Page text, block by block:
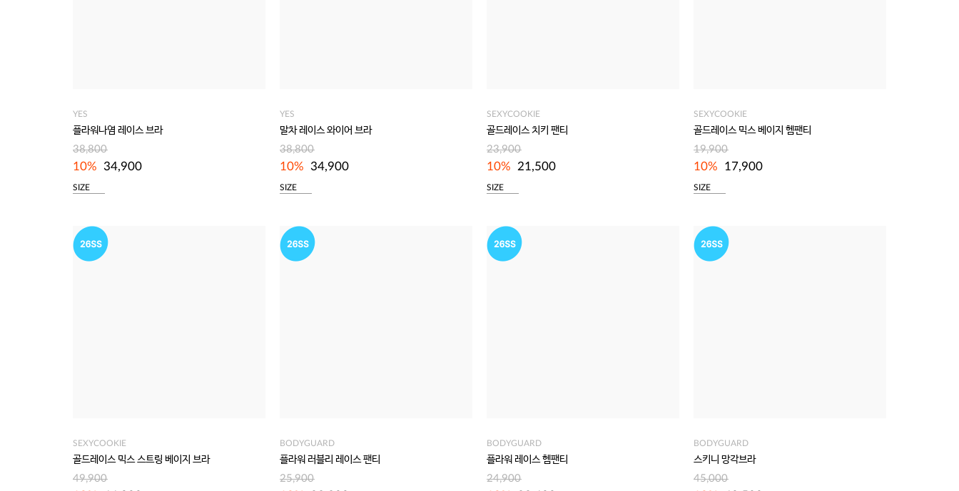
YES
플라워나염 레이스 브라
38,800
10% 34,900
SIZE
YES
말차 레이스 와이어 브라
38,800
10% 34,900
SIZE
SEXYCOOKIE
골드레이스 치키 팬티
23,900
10% 21,500
SIZE
SEXYCOOKIE
골드레이스 믹스 베이지 헴팬티
19,900
10% 17,900
SIZE
SEXYCOOKIE
골드레이스 믹스 스트링 베이지 브라
49,900
BODYGUARD
플라워 러블리 레이스 팬티
25,900
BODYGUARD
플라워 레이스 헴팬티
24,900
BODYGUARD
스키니 망각브라
45,000